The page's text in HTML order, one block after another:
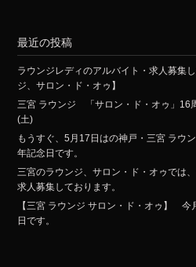
最近の投稿
ラウンジレディのアルバイト・求人募集
ジ、サロン・ド・オゥ】
三宮 ラウンジ 「サロン・ド・オゥ」16
(土)
もうすぐ、5月17日はの神戸・三宮 ラウ
年記念日です。
三宮のラウンジ、サロン・ド・オゥでは
求人募集しております。
【三宮 ラウンジ サロン・ド・オゥ】 今
日です。